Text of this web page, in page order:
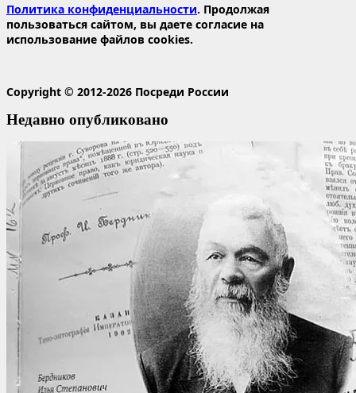
Политика конфиденциальности. Продолжая
пользоваться сайтом, вы даете согласие на
использование файлов cookies.
Copyright © 2012-2026 Посреди России
Недавно опубликовано